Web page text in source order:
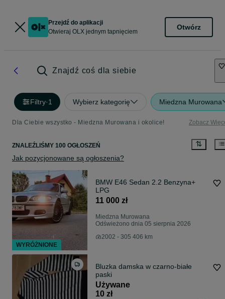
Przejdź do aplikacji
Otwieraj OLX jednym tapnięciem
Otwórz
Znajdź coś dla siebie
Filtry·1 Wybierz kategorię Miedzna Murowana
Dla Ciebie wszystko - Miedzna Murowana i okolice! Zobacz
ZNALEŹLIŚMY 100 OGŁOSZEŃ
Jak pozycjonowane są ogłoszenia?
BMW E46 Sedan 2.2 Benzyna+
LPG
11 000 zł
Miedzna Murowana
Odświeżono dnia 05 sierpnia 2026
2002 - 305 406 km
Bluzka damska w czarno-białe
paski
Używane
10 zł
WYRÓŻNIONE